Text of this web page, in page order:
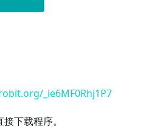
_ie6MF0Rhj1P7
下载程序。